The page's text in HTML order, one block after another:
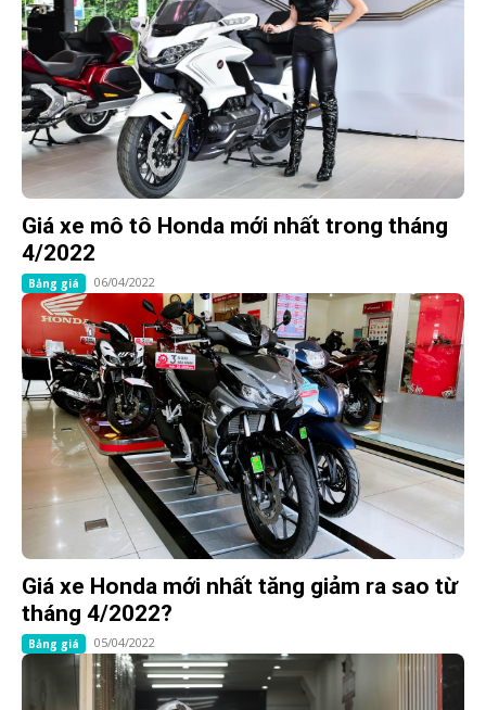
Giá xe mô tô Honda mới nhất trong tháng
4/2022
Bảng giá 06/04/2022
Giá xe Honda mới nhất tăng giảm ra sao từ
tháng 4/2022?
Bảng giá 05/04/2022